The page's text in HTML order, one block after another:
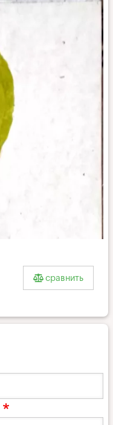
сравнить